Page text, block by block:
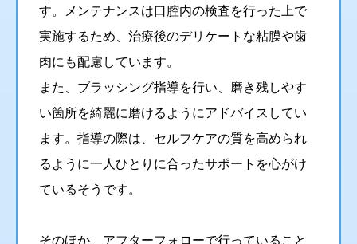
す。メンテナンスは口腔内の検査を行った上で
実施するため、治療後のデリケートな粘膜や歯
肉にも配慮しています。
また、ブラッシング指導を行い、磨き残しやす
い箇所を綺麗に磨けるようにアドバイスしてい
ます。指導の際は、セルフケアの質を高められ
るように一人ひとりに合ったサポートを心がけ
ているそうです。
そのほか、アフターフォローで行っていること